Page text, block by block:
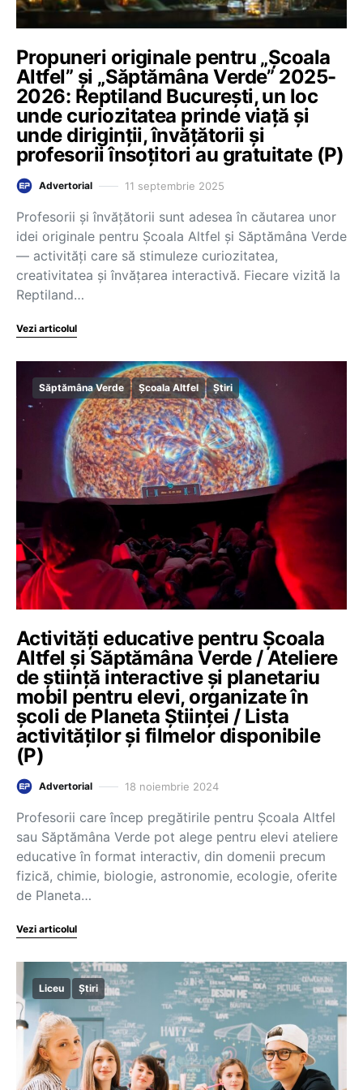
Propuneri originale pentru „Școala
Altfel” și „Săptămâna Verde” 2025-
2026: Reptiland București, un loc
unde curiozitatea prinde viață și
unde diriginții, învățătorii și
profesorii însoțitori au gratuitate (P)
Advertorial 11 septembrie 2025
Profesorii și învățătorii sunt adesea în căutarea unor
idei originale pentru Școala Altfel și Săptămâna Verde
— activități care să stimuleze curiozitatea,
creativitatea și învățarea interactivă. Fiecare vizită la
Reptiland…
Vezi articolul
Săptămâna Verde Școala Altfel Știri
Activități educative pentru Școala
Altfel și Săptămâna Verde / Ateliere
de știință interactive și planetariu
mobil pentru elevi, organizate în
școli de Planeta Științei / Lista
activităților și filmelor disponibile
(P)
Advertorial 18 noiembrie 2024
Profesorii care încep pregătirile pentru Școala Altfel
sau Săptămâna Verde pot alege pentru elevi ateliere
educative în format interactiv, din domenii precum
fizică, chimie, biologie, astronomie, ecologie, oferite
de Planeta…
Vezi articolul
Liceu Știri